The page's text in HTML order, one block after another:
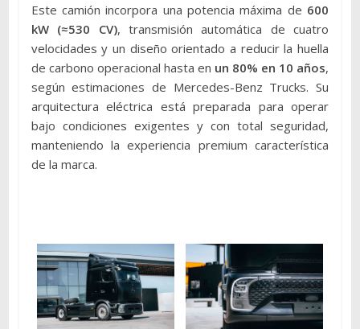
Este camión incorpora una potencia máxima de 600
kW (≈530 CV), transmisión automática de cuatro
velocidades y un diseño orientado a reducir la huella
de carbono operacional hasta en un 80% en 10 años,
según estimaciones de Mercedes-Benz Trucks. Su
arquitectura eléctrica está preparada para operar
bajo condiciones exigentes y con total seguridad,
manteniendo la experiencia premium característica
de la marca.